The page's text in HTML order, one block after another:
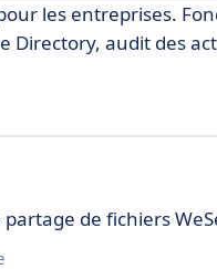
les entreprises.
Directory, audit des
de fichiers